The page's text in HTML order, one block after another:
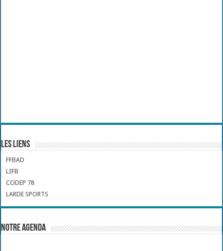
Les liens
FFBAD
LIFB
CODEP 78
LARDE SPORTS
Notre Agenda